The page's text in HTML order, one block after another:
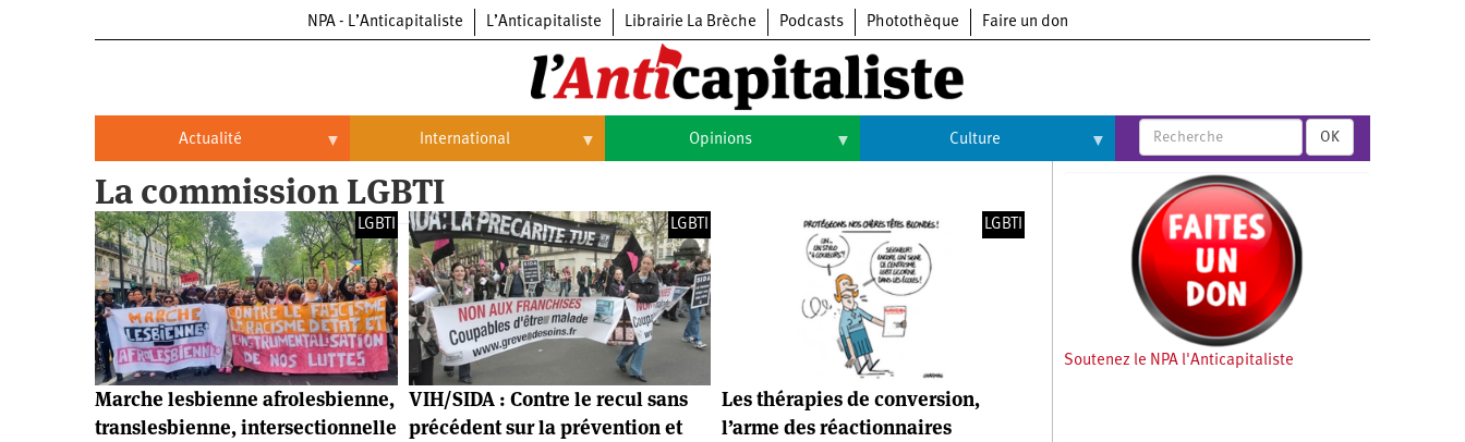
NPA - L’Anticapitaliste L’Anticapitaliste Librairie La Brèche Podcasts Photothèque Faire un don
Actualité
Actualité
Politique
Entreprises
Entreprises
Automobile
Oppressions
Oppressions
Économie
International
International
Brésil
Chine
États-
Unis
Continents
Continents
Opinions
Histoire
Culture
Arts
Cinéma
Expositions
Livres
OK
La commission LGBTI
LGBTI
Marche lesbienne afrolesbienne,
translesbienne, intersectionnelle
LGBTI
VIH/SIDA : Contre le recul sans
précédent sur la prévention et
LGBTI
Les thérapies de conversion,
l’arme des réactionnaires
Soutenez le NPA l'Anticapitaliste